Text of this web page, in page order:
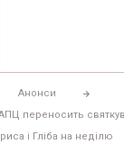
Анонси
переносить
і Гліба на неділю